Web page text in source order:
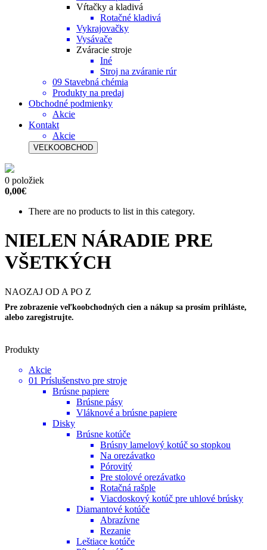
Vŕtačky a kladivá
Rotačné kladivá
Vykrajovačky
Vysávače
Zváracie stroje
Iné
Stroj na zváranie rúr
09 Stavebná chémia
Produkty na predaj
Obchodné podmienky
Akcie
Kontakt
Akcie
VEĽKOOBCHOD
0 položiek
0,00€
There are no products to list in this category.
NIELEN NÁRADIE PRE
VŠETKÝCH
NAOZAJ OD A PO Z
Pre zobrazenie veľkoobchodných cien a nákup sa prosím prihláste,
alebo zaregistrujte.
Produkty
Akcie
01 Príslušenstvo pre stroje
Brúsne papiere
Brúsne pásy
Vláknové a brúsne papiere
Disky
Brúsne kotúče
Brúsny lamelový kotúč so stopkou
Na orezávatko
Pórovitý
Pre stolové orezávatko
Rotačná rašple
Viacdoskový kotúč pre uhlové brúsky
Diamantové kotúče
Abrazívne
Rezanie
Leštiace kotúče